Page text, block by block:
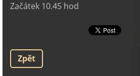
Začátek 10.45 hod
Zpět